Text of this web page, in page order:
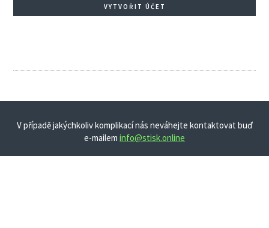
VYTVOŘIT ÚČET
V případě jakýchkoliv komplikací nás neváhejte kontaktovat buď
e-mailem info@stisk.online